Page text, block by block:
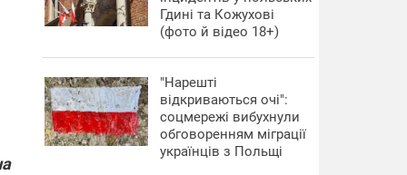
Гдині та Кожухові
(фото й відео 18+)
"Нарешті
відкриваються очі":
соцмережі вибухнули
обговоренням міграції
українців з Польщі